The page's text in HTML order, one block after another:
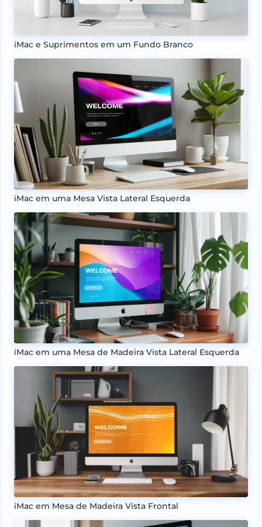
iMac e Suprimentos em um Fundo Branco
iMac em uma Mesa Vista Lateral Esquerda
iMac em uma Mesa de Madeira Vista Lateral Esquerda
iMac em Mesa de Madeira Vista Frontal